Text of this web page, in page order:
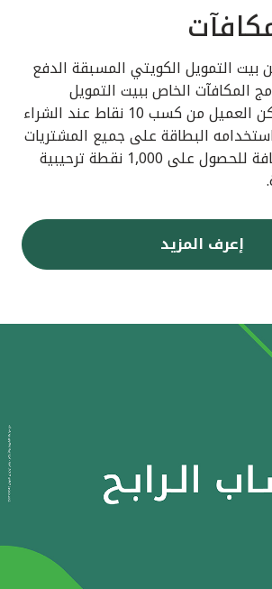
بيت التمويل الكويتي المسبقة الدفع
المكافآت الخاص ببيت التمويل
الكويتي حيث يتمكن العميل من كسب 10 نقاط عند الشراء
عند استخدامه البطاقة على جميع المشتريات
محلياً ودولياً بالاضافة للحصول على 1,000 نقطة ترحيبية
إعرف المزيد